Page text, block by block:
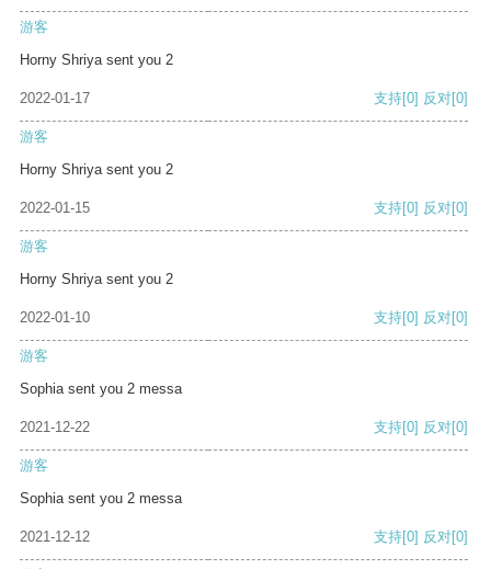
游客
Horny Shriya sent you 2
2022-01-17 支持[0] 反对[0]
游客
Horny Shriya sent you 2
2022-01-15 支持[0] 反对[0]
游客
Horny Shriya sent you 2
2022-01-10 支持[0] 反对[0]
游客
Sophia sent you 2 messa
2021-12-22 支持[0] 反对[0]
游客
Sophia sent you 2 messa
2021-12-12 支持[0] 反对[0]